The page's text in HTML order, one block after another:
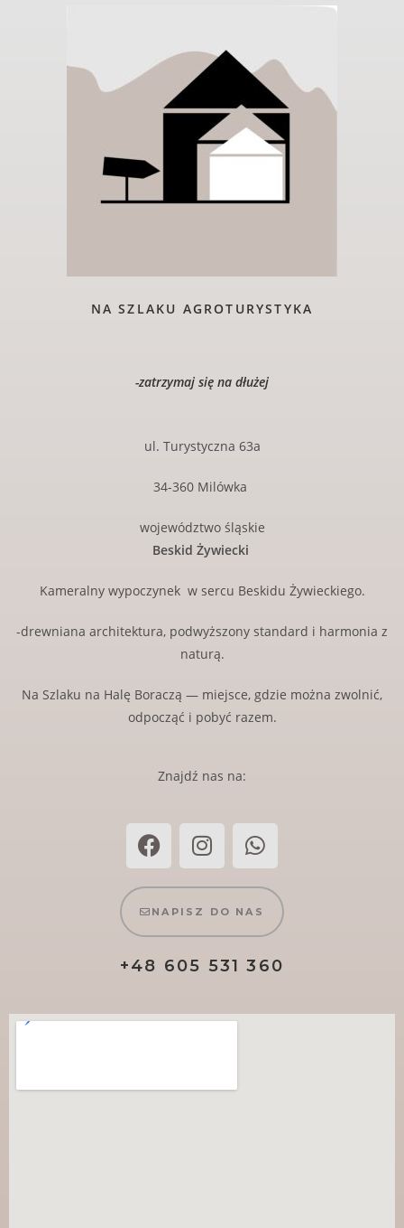
NA SZLAKU AGROTURYSTYKA
-zatrzymaj się na dłużej
ul. Turystyczna 63a
34-360 Milówka
województwo śląskie
Beskid Żywiecki
Kameralny wypoczynek w sercu Beskidu Żywieckiego.
-drewniana architektura, podwyższony standard i harmonia z
naturą.
Na Szlaku na Halę Boraczą — miejsce, gdzie można zwolnić,
odpocząć i pobyć razem.
Znajdź nas na:
NAPISZ DO NAS
+48 605 531 360